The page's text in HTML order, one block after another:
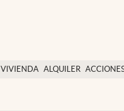
VIVIENDA ALQUILER